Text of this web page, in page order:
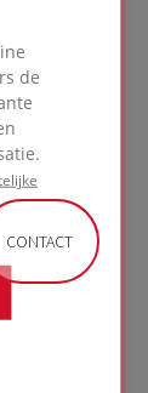
de
CONTACT